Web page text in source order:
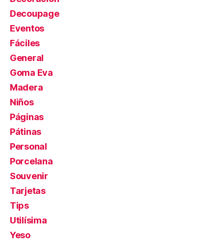
Decoupage
Eventos
Fáciles
General
Goma Eva
Madera
Niños
Páginas
Pátinas
Personal
Porcelana
Souvenir
Tarjetas
Tips
Utilísima
Yeso